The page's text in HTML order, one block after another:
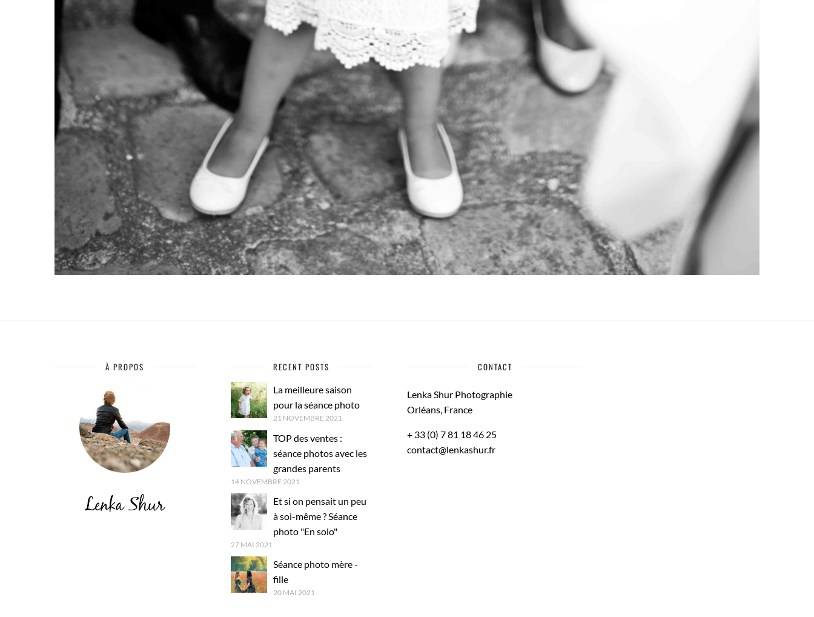
À PROPOS RECENT POSTS
La meilleure saison
pour la séance photo
21 NOVEMBRE 2021
TOP des ventes :
séance photos avec les
grandes parents
14 NOVEMBRE 2021
Et si on pensait un peu
à soi-même ? Séance
photo "En solo"
27 MAI 2021
Séance photo mère -
fille
20 MAI 2021
CONTACT
Lenka Shur Photographie
Orléans, France
+ 33 (0) 7 81 18 46 25
contact@lenkashur.fr